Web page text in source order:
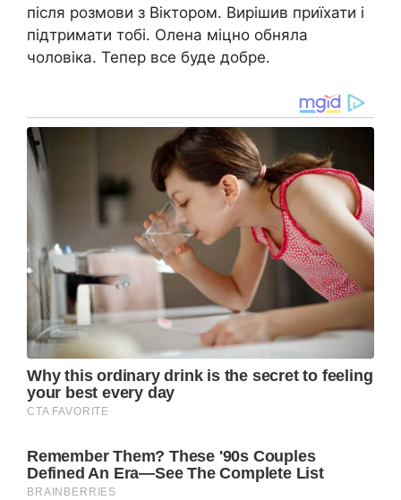
після розмови з Віктором. Вирішив приїхати і
підтримати тобі. Олена міцно обняла
чоловіка. Тепер все буде добре.